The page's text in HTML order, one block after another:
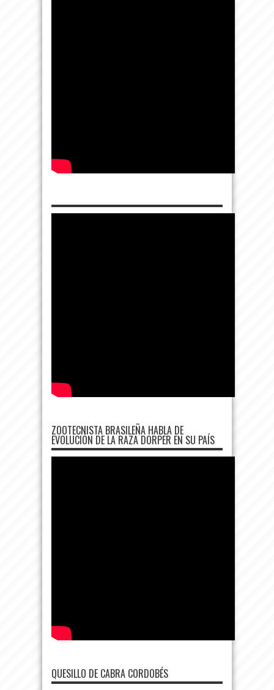
ZOOTECNISTA BRASILEÑA HABLA DE
EVOLUCIÓN DE LA RAZA DORPER EN SU PAÍS
QUESILLO DE CABRA CORDOBÉS